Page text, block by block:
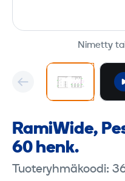
Nimetty
RamiWide,
60 henk.
Tuoteryhmäkoodi: